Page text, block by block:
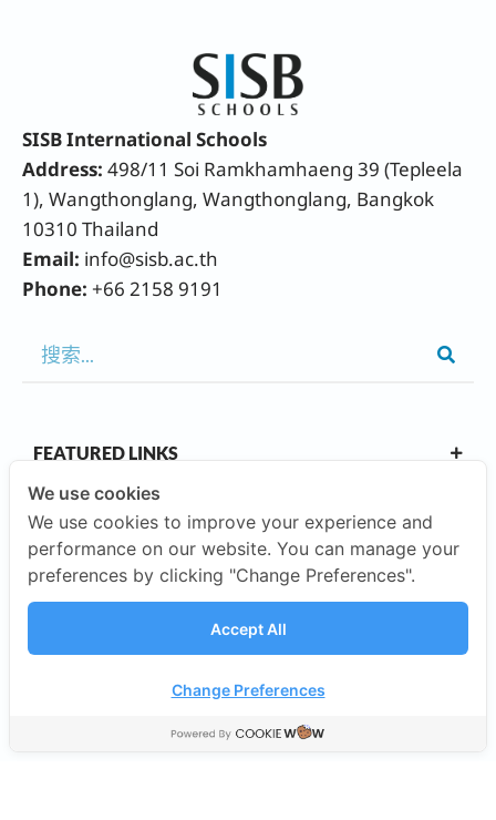
SISB International Schools
Address:498/11 Soi Ramkhamhaeng 39 (Tepleela
1), Wangthonglang, Wangthonglang, Bangkok
10310 Thailand
Email: info@sisb.ac.th
Phone: +66 2158 9191
FEATURED LINKS
OUR CAMPUSES
We use cookies
We use cookies to improve your experience and
performance on our website. You can manage your
preferences by clicking "Change Preferences".
Accept All
Change Preferences